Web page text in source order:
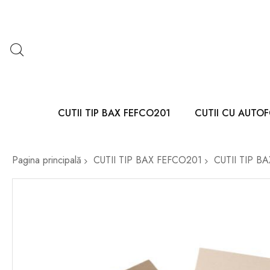
CUTII TIP BAX FEFCO201 CUTII CU
Pagina principală CUTII TIP BAX FEFCO201 CUTII TIP